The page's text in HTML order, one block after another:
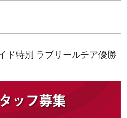
ド特別 ラブリールチア優勝